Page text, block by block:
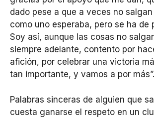
dado pese a que a veces no
como uno esperaba, pero se ha de
Soy así, aunque las cosas no
siempre adelante, contento por
afición, por celebrar una victoria
tan importante, y vamos a por más”.
Palabras sinceras de alguien que
cuesta ganarse el respeto en un